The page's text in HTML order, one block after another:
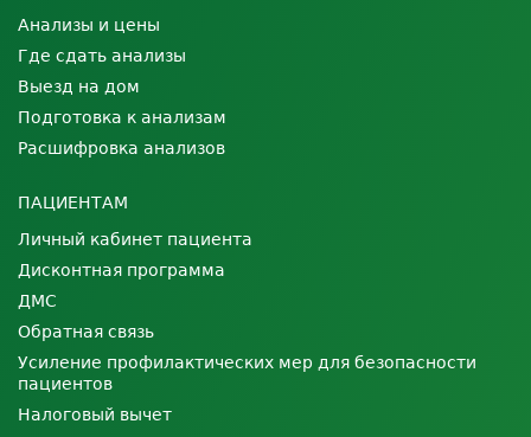
Анализы и цены
Где сдать анализы
Выезд на дом
Подготовка к анализам
Расшифровка анализов
ПАЦИЕНТАМ
Личный кабинет пациента
Дисконтная программа
ДМС
Обратная связь
Усиление профилактических мер для безопасности
пациентов
Налоговый вычет